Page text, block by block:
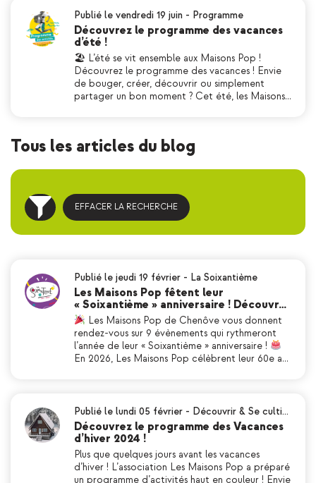
Publié le vendredi 19 juin - Programme
Découvrez le programme des vacances
d’été !
🏖 L’été se vit ensemble aux Maisons Pop !
Découvrez le programme des vacances ! Envie
de bouger, créer, découvrir ou simplement
partager un bon moment ? Cet été, les Maisons…
Tous les articles du blog
EFFACER LA RECHERCHE
Publié le jeudi 19 février - La Soixantième
Les Maisons Pop fêtent leur
« Soixantième » anniversaire ! Découvr…
Les Maisons Pop de Chenôve vous donnent
rendez-vous sur 9 évènements qui rythmeront
l’année de leur « Soixantième » anniversaire !
En 2026, Les Maisons Pop célèbrent leur 60e a…
Publié le lundi 05 février - Découvrir & Se culti…
Découvrez le programme des Vacances
d’hiver 2024 !
Plus que quelques jours avant les vacances
d’hiver ! L’association Les Maisons Pop a préparé
un programme d’activités haut en couleur ! Envie